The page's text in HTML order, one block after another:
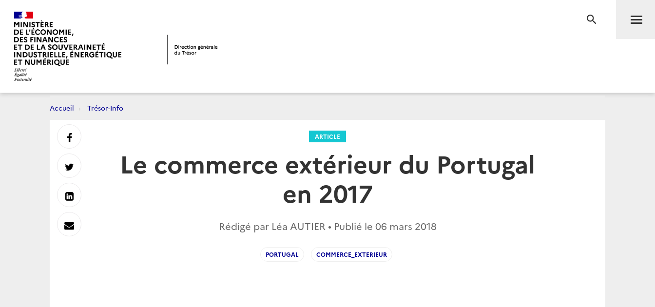
RECHERCHE
Accueil Trésor-Info
ARTICLE
Le commerce extérieur du Portugal
en 2017
Rédigé par Léa AUTIER • Publié le 06 mars 2018
PORTUGAL COMMERCE_EXTERIEUR
Partager
sur
Partager
sur
Partager
sur
Envoyer